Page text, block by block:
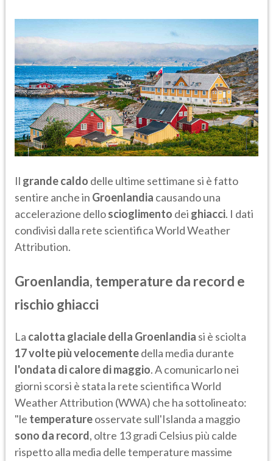
Il grande caldo delle ultime settimane si è fatto
sentire anche in Groenlandia causando una
accelerazione delloscioglimento dei ghiacci. I dati
condivisi dalla rete scientifica World Weather
Attribution.
Groenlandia, temperature da record e
rischio ghiacci
La calotta glaciale della Groenlandia si è sciolta
17 volte più velocementedella media durante
l'ondata di calore di maggio. A comunicarlo nei
giorni scorsi è stata la rete scientifica World
Weather Attribution (WWA) che ha sottolineato:
"le temperatureosservate sull'Islanda a maggio
sono da record, oltre 13 gradi Celsius più calde
rispetto alla media delle temperature massime